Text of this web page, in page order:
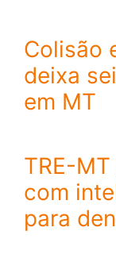
Colisão
deixa
em MT
TRE-
com
para